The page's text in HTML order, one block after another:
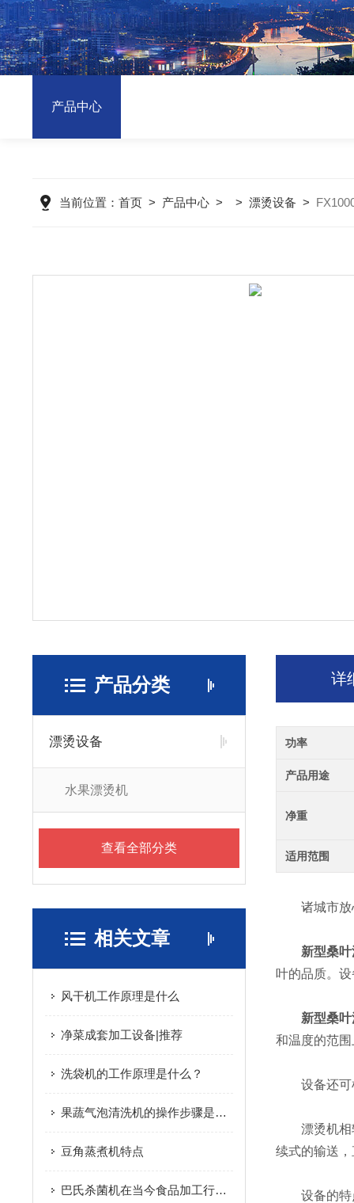
产品中心
当前位置： 首页> 产品中心> > 漂烫设备 >
产品分类
漂烫设备
水果漂烫机
查看全部分类
相关文章
风干机工作原理是什么
净菜成套加工设备|推荐
洗袋机的工作原理是什么？
果蔬气泡清洗机的操作步骤是怎样的？
豆角蒸煮机特点
巴氏杀菌机在当今食品加工行业的地位
详
功率
产品用途
净重
适用范围
诸城市放心
新型桑
叶的品质。
新型桑
和温度的范
设备还可根
漂烫机相较
续式的输送
设备的特